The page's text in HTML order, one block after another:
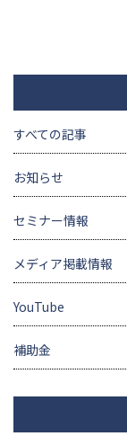
すべての記事
お知らせ
セミナー情報
メディア掲載情報
YouTube
補助金